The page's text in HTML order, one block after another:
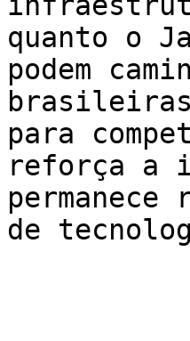
quanto o
podem
brasileiras
para
reforça a
de